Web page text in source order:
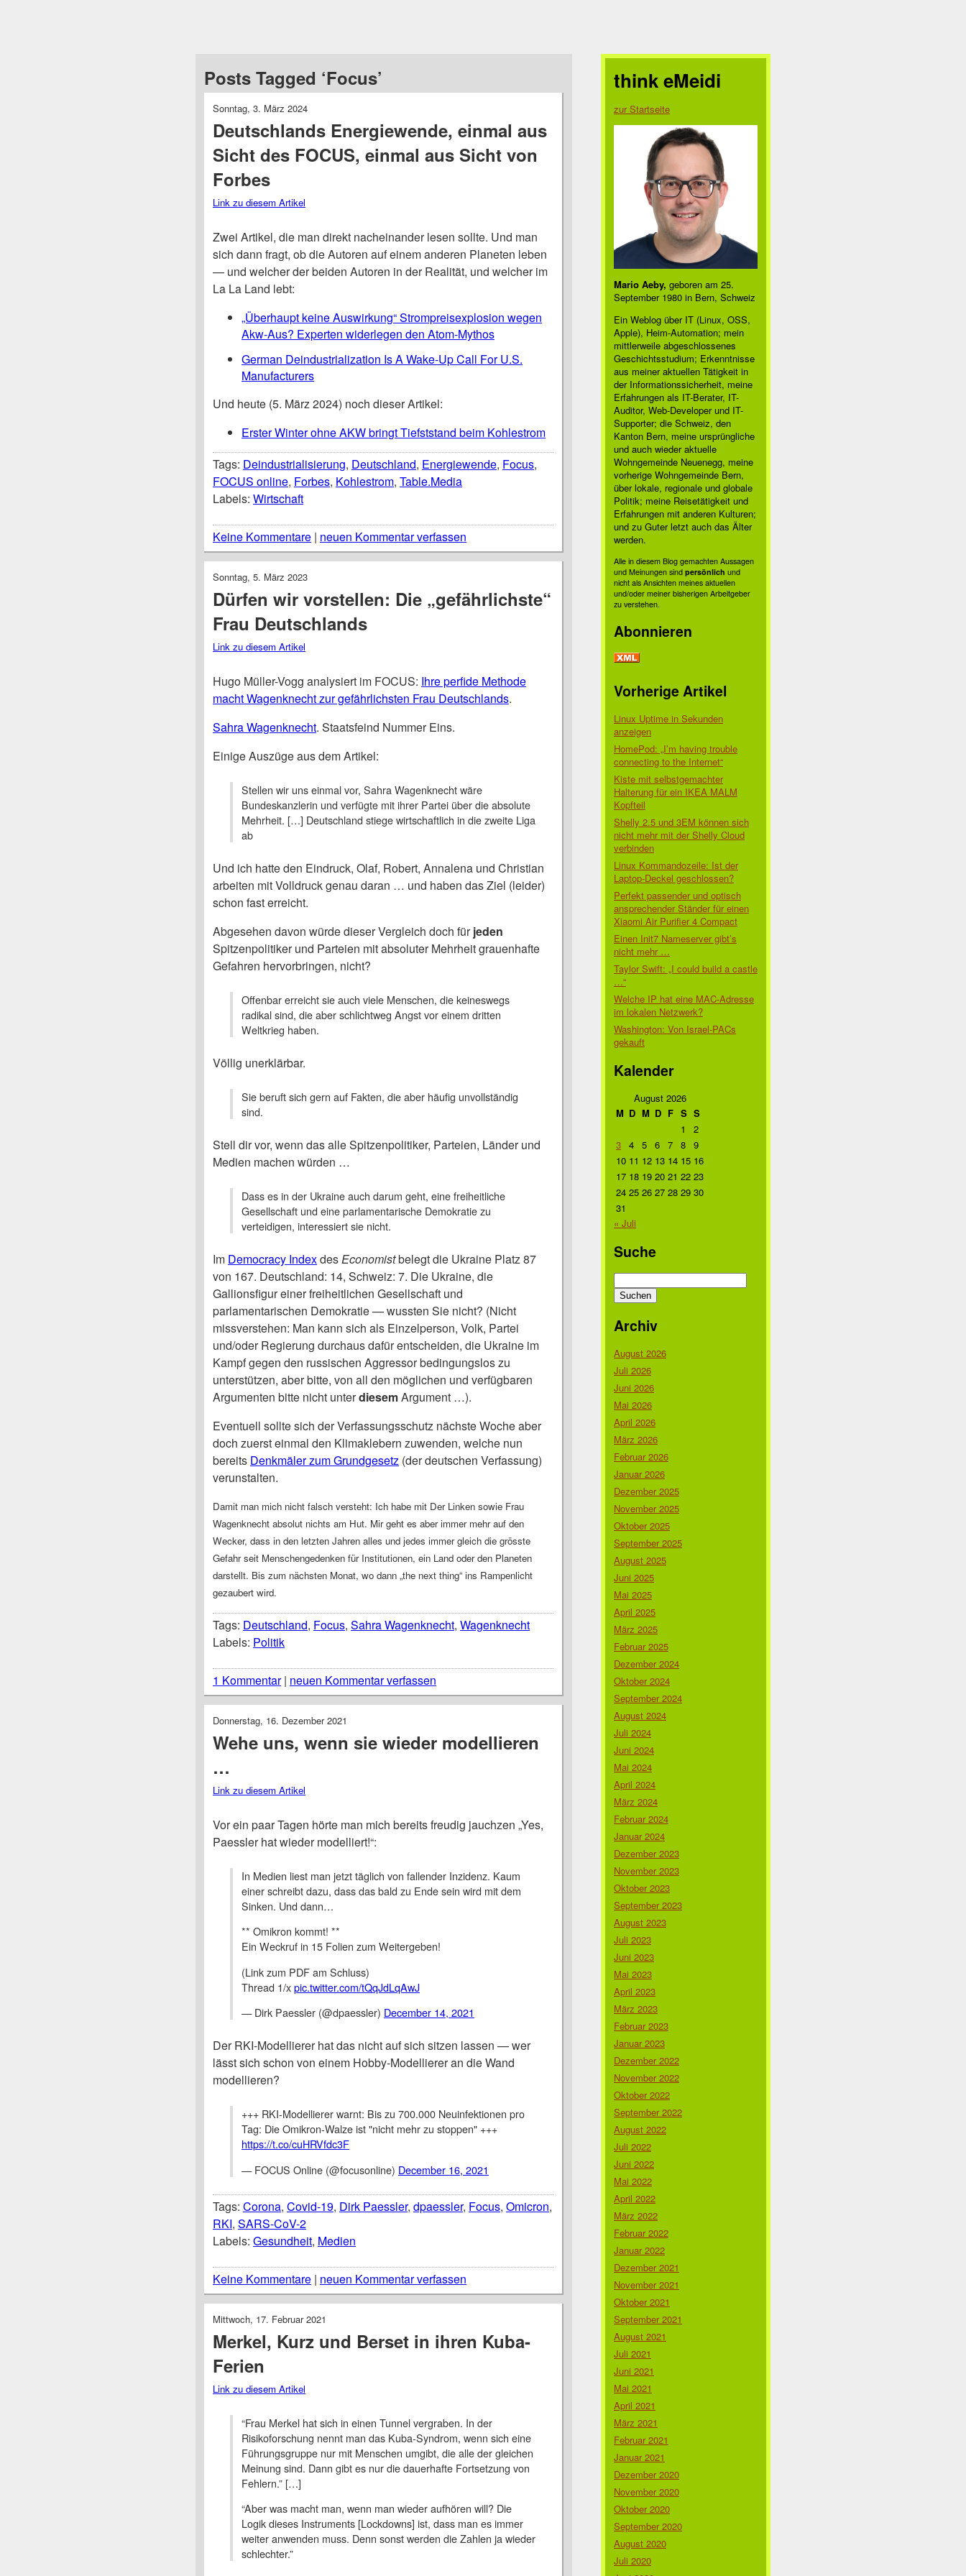
Posts Tagged ‘Focus’
Sonntag, 3. März 2024
Deutschlands Energiewende, einmal aus
Sicht des FOCUS, einmal aus Sicht von
Forbes
Link zu diesem Artikel
Zwei Artikel, die man direkt nacheinander lesen sollte. Und man
sich dann fragt, ob die Autoren auf einem anderen Planeten leben
— und welcher der beiden Autoren in der Realität, und welcher im
La La Land lebt:
„Überhaupt keine Auswirkung“ Strompreisexplosion wegen
Akw-Aus? Experten widerlegen den Atom-Mythos
German Deindustrialization Is A Wake-Up Call For U.S.
Manufacturers
Und heute (5. März 2024) noch dieser Artikel:
Erster Winter ohne AKW bringt Tiefststand beim Kohlestrom
Tags: Deindustrialisierung, Deutschland, Energiewende, Focus,
FOCUS online, Forbes, Kohlestrom, Table.Media
Labels: Wirtschaft
Keine Kommentare | neuen Kommentar verfassen
Sonntag, 5. März 2023
Dürfen wir vorstellen: Die „gefährlichste“
Frau Deutschlands
Link zu diesem Artikel
Hugo Müller-Vogg analysiert im FOCUS: Ihre perfide Methode
macht Wagenknecht zur gefährlichsten Frau Deutschlands.
Sahra Wagenknecht. Staatsfeind Nummer Eins.
Einige Auszüge aus dem Artikel:
Stellen wir uns einmal vor, Sahra Wagenknecht wäre
Bundeskanzlerin und verfügte mit ihrer Partei über die absolute
Mehrheit. […] Deutschland stiege wirtschaftlich in die zweite Liga
ab
Und ich hatte den Eindruck, Olaf, Robert, Annalena und Christian
arbeiten mit Volldruck genau daran … und haben das Ziel (leider)
schon fast erreicht.
Abgesehen davon würde dieser Vergleich doch fürjeden
Spitzenpolitiker und Parteien mit absoluter Mehrheit grauenhafte
Gefahren hervorbringen, nicht?
Offenbar erreicht sie auch viele Menschen, die keineswegs
radikal sind, die aber schlichtweg Angst vor einem dritten
Weltkrieg haben.
Völlig unerklärbar.
Sie beruft sich gern auf Fakten, die aber häufig unvollständig
sind.
Stell dir vor, wenn das alle Spitzenpolitiker, Parteien, Länder und
Medien machen würden …
Dass es in der Ukraine auch darum geht, eine freiheitliche
Gesellschaft und eine parlamentarische Demokratie zu
verteidigen, interessiert sie nicht.
Im Democracy IndexdesEconomistbelegt die Ukraine Platz 87
von 167. Deutschland: 14, Schweiz: 7. Die Ukraine, die
Gallionsfigur einer freiheitlichen Gesellschaft und
parlamentarischen Demokratie — wussten Sie nicht? (Nicht
missverstehen: Man kann sich als Einzelperson, Volk, Partei
und/oder Regierung durchaus dafür entscheiden, die Ukraine im
Kampf gegen den russischen Aggressor bedingungslos zu
unterstützen, aber bitte, von all den möglichen und verfügbaren
Argumenten bitte nicht unterdiesemArgument …).
Eventuell sollte sich der Verfassungsschutz nächste Woche aber
doch zuerst einmal den Klimaklebern zuwenden, welche nun
bereits Denkmäler zum Grundgesetz (der deutschen Verfassung)
verunstalten.
Damit man mich nicht falsch versteht: Ich habe mit Der Linken sowie Frau
Wagenknecht absolut nichts am Hut. Mir geht es aber immer mehr auf den
Wecker, dass in den letzten Jahren alles und jedes immer gleich die grösste
Gefahr seit Menschengedenken für Institutionen, ein Land oder den Planeten
darstellt. Bis zum nächsten Monat, wo dann „the next thing“ ins Rampenlicht
gezaubert wird.
Tags: Deutschland, Focus, Sahra Wagenknecht, Wagenknecht
Labels: Politik
1 Kommentar| neuen Kommentar verfassen
Donnerstag, 16. Dezember 2021
Wehe uns, wenn sie wieder modellieren
…
Link zu diesem Artikel
Vor ein paar Tagen hörte man mich bereits freudig jauchzen „Yes,
Paessler hat wieder modelliert!“:
In Medien liest man jetzt täglich von fallender Inzidenz. Kaum
einer schreibt dazu, dass das bald zu Ende sein wird mit dem
Sinken. Und dann…
** Omikron kommt! **
Ein Weckruf in 15 Folien zum Weitergeben!
(Link zum PDF am Schluss)
Thread 1/xpic.twitter.com/tQqJdLqAwJ
— Dirk Paessler (@dpaessler) December 14, 2021
Der RKI-Modellierer hat das nicht auf sich sitzen lassen — wer
lässt sich schon von einem Hobby-Modellierer an die Wand
modellieren?
+++ RKI-Modellierer warnt: Bis zu 700.000 Neuinfektionen pro
Tag: Die Omikron-Walze ist "nicht mehr zu stoppen" +++
https://t.co/cuHRVfdc3F
— FOCUS Online (@focusonline) December 16, 2021
Tags: Corona, Covid-19, Dirk Paessler, dpaessler, Focus, Omicron,
RKI, SARS-CoV-2
Labels: Gesundheit, Medien
Keine Kommentare | neuen Kommentar verfassen
Mittwoch, 17. Februar 2021
Merkel, Kurz und Berset in ihren Kuba-
Ferien
Link zu diesem Artikel
“Frau Merkel hat sich in einen Tunnel vergraben. In der
Risikoforschung nennt man das Kuba-Syndrom, wenn sich eine
Führungsgruppe nur mit Menschen umgibt, die alle der gleichen
Meinung sind. Dann gibt es nur die dauerhafte Fortsetzung von
Fehlern.” […]
“Aber was macht man, wenn man wieder aufhören will? Die
Logik dieses Instruments [Lockdowns] ist, dass man es immer
weiter anwenden muss. Denn sonst werden die Zahlen ja wieder
schlechter.”
think eMeidi
zur Startseite
Mario Aeby, geboren am 25.
September 1980 in Bern, Schweiz
Ein Weblog über IT (Linux, OSS,
Apple), Heim-Automation; mein
mittlerweile abgeschlossenes
Geschichtsstudium; Erkenntnisse
aus meiner aktuellen Tätigkeit in
der Informationssicherheit, meine
Erfahrungen als IT-Berater, IT-
Auditor, Web-Developer und IT-
Supporter; die Schweiz, den
Kanton Bern, meine ursprüngliche
und auch wieder aktuelle
Wohngemeinde Neuenegg, meine
vorherige Wohngemeinde Bern,
über lokale, regionale und globale
Politik; meine Reisetätigkeit und
Erfahrungen mit anderen Kulturen;
und zu Guter letzt auch das Älter
werden.
Alle in diesem Blog gemachten Aussagen
und Meinungen sind persönlich und
nicht als Ansichten meines aktuellen
und/oder meiner bisherigen Arbeitgeber
zu verstehen.
Abonnieren
Vorherige Artikel
Linux Uptime in Sekunden
anzeigen
HomePod: „I’m having trouble
connecting to the Internet“
Kiste mit selbstgemachter
Halterung für ein IKEA MALM
Kopfteil
Shelly 2.5 und 3EM können sich
nicht mehr mit der Shelly Cloud
verbinden
Linux Kommandozeile: Ist der
Laptop-Deckel geschlossen?
Perfekt passender und optisch
ansprechender Ständer für einen
Xiaomi Air Purifier 4 Compact
Einen Init7 Nameserver gibt’s
nicht mehr …
Taylor Swift: „I could build a castle
…“
Welche IP hat eine MAC-Adresse
im lokalen Netzwerk?
Washington: Von Israel-PACs
gekauft
Kalender
August 2026
M D M D F S S
1
2
3 4 5 6 7 8 9
10 11 12 13 14 15 16
17 18 19 20 21 22 23
24 25 26 27 28 29 30
31
« Juli
Suche
nach:
Archiv
August 2026
Juli 2026
Juni 2026
Mai 2026
April 2026
März 2026
Februar 2026
Januar 2026
Dezember 2025
November 2025
Oktober 2025
September 2025
August 2025
Juni 2025
Mai 2025
April 2025
März 2025
Februar 2025
Dezember 2024
Oktober 2024
September 2024
August 2024
Juli 2024
Juni 2024
Mai 2024
April 2024
März 2024
Februar 2024
Januar 2024
Dezember 2023
November 2023
Oktober 2023
September 2023
August 2023
Juli 2023
Juni 2023
Mai 2023
April 2023
März 2023
Februar 2023
Januar 2023
Dezember 2022
November 2022
Oktober 2022
September 2022
August 2022
Juli 2022
Juni 2022
Mai 2022
April 2022
März 2022
Februar 2022
Januar 2022
Dezember 2021
November 2021
Oktober 2021
September 2021
August 2021
Juli 2021
Juni 2021
Mai 2021
April 2021
März 2021
Februar 2021
Januar 2021
Dezember 2020
November 2020
Oktober 2020
September 2020
August 2020
Juli 2020